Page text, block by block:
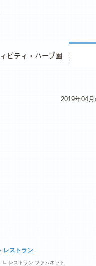
2019年04
レストラン
レストラン ファムネット